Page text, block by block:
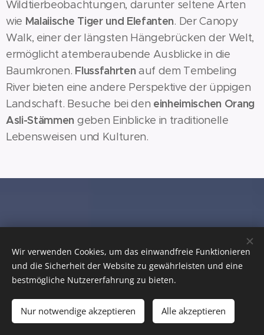
Wildtierbeobachtungen, darunter seltene Arten
wie Malaiische Tiger und Elefanten. Der Canopy
Walk, einer der längsten Hängebrücken der Welt,
ermöglicht atemberaubende Ausblicke in die
Baumkronen. Flussfahrtenauf dem Tembeling
River bieten eine andere Perspektive der üppigen
Landschaft. Besuche bei den einheimischen Orang
Asli-Stämmen geben Einblicke in traditionelle
Lebensweisen und Kulturen.
Wir verwenden Cookies, um das einwandfreie Funktionieren
und die Sicherheit der Website zu gewährleisten und eine
bestmögliche Nutzererfahrung zu bieten.
Nur notwendige akzeptieren Alle akzeptieren